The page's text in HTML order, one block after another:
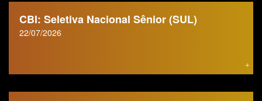
CBI: Seletiva Nacional Sênior (SUL)
22/07/2026